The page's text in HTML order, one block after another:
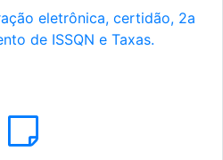
eletrônica, certidão, 2a
de ISSQN e Taxas.